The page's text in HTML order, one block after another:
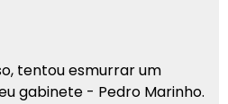
tentou esmurrar um
gabinete - Pedro Marinho.